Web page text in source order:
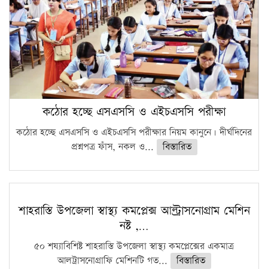
কঠোর হচ্ছে এসএসসি ও এইচএসসি পরীক্ষা
কঠোর হচ্ছে এসএসসি ও এইচএসসি পরীক্ষার নিয়ম কানুনে। দীর্ঘদিনের
প্রশ্নপত্র ফাঁস, নকল ও...
বিস্তারিত
শাহরাস্তি উপজেলা স্বাস্থ্য কমপ্লেক্স আল্ট্রাসনোগ্রাম মেশিন
নষ্ট ,…
৫০ শয্যাবিশিষ্ট শাহরাস্তি উপজেলা স্বাস্থ্য কমপ্লেক্সের একমাত্র
আলট্রাসনোগ্রাফি মেশিনটি গত...
বিস্তারিত